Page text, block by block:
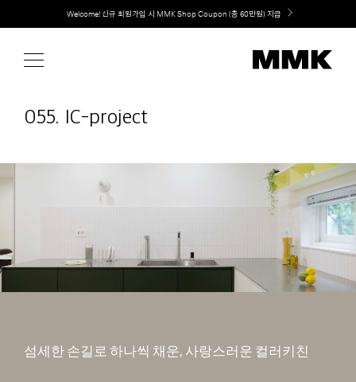
content
Welcome! 신규 회원가입 시 MMK Shop Coupon (총 60만원) 지급
055. IC-project
섬세한 손길로 하나씩 채운, 사랑스러운 컬러키친